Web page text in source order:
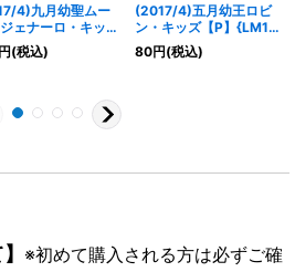
4)九月幼聖ムー
ェナーロ・キッズ
{LM17-12}《青》
円(税込)
(2017/4)五月幼王ロビ
ン・キッズ【P】{LM17-
06}《緑》
80円(税込)
※初めて購入される方は必ずご確